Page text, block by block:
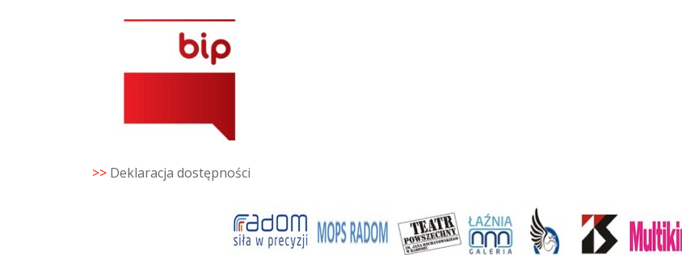
>> Deklaracja dostępności